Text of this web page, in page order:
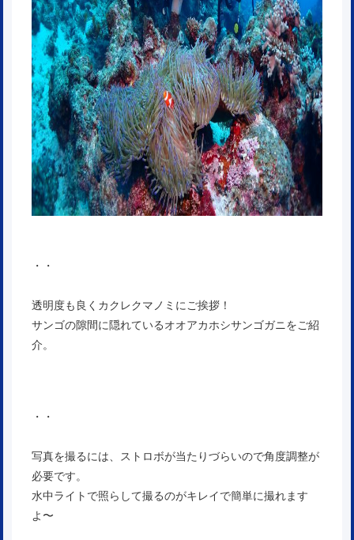
・・
透明度も良くカクレクマノミにご挨拶！
サンゴの隙間に隠れているオオアカホシサンゴガニをご紹
介。
・・
写真を撮るには、ストロボが当たりづらいので角度調整が
必要です。
水中ライトで照らして撮るのがキレイで簡単に撮れます
よ〜